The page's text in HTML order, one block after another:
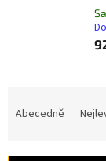
Abecedně